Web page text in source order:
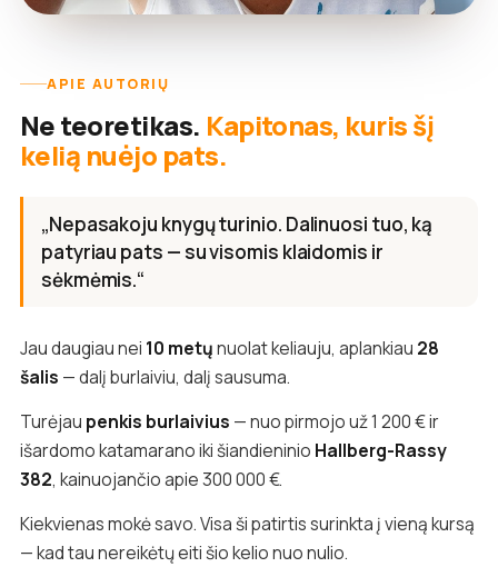
APIE AUTORIŲ
Ne teoretikas. Kapitonas, kuris šį
kelią nuėjo pats.
„Nepasakoju knygų turinio. Dalinuosi tuo, ką
patyriau pats — su visomis klaidomis ir
sėkmėmis.“
Jau daugiau nei 10 metųnuolat keliauju, aplankiau 28
šalis — dalį burlaiviu, dalį sausuma.
Turėjau penkis burlaivius — nuo pirmojo už 1 200 € ir
išardomo katamarano iki šiandieninio Hallberg-Rassy
382, kainuojančio apie 300 000 €.
Kiekvienas mokė savo. Visa ši patirtis surinkta į vieną kursą
— kad tau nereikėtų eiti šio kelio nuo nulio.